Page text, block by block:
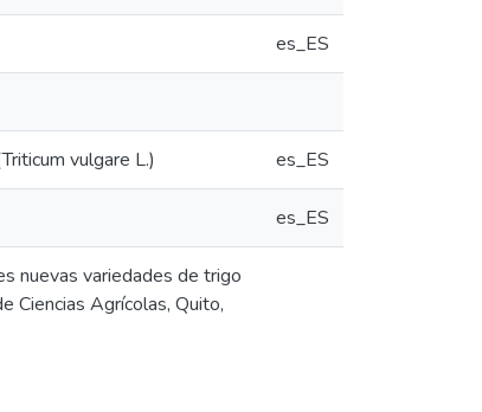
es_ES
vulgare L.) es_ES
es_ES
nuevas variedades de trigo
Ciencias Agrícolas, Quito,